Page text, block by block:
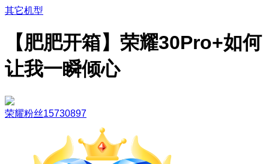
其它机型
【肥肥开箱】荣耀30Pro+如何
让我一瞬倾心
荣耀粉丝15730897